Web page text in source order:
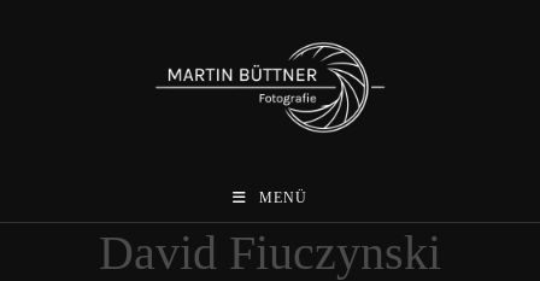
MENÜ
David Fiuczynski